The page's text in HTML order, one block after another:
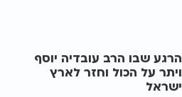
הרגע שבו הרב עובדיה יוסף
ויתר על הכול וחזר לארץ
ישראל